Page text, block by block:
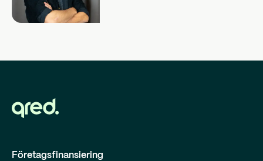
Företagsfinansiering